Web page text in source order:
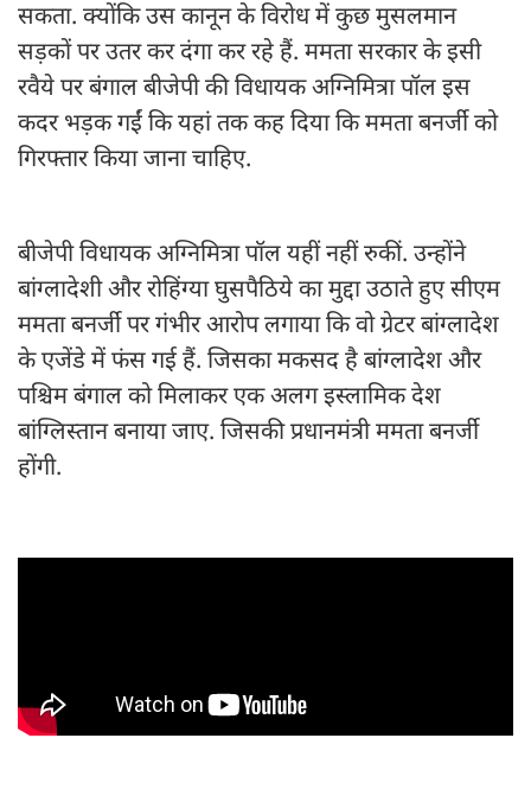
सकता. क्योंकि उस कानून के विरोध में कुछ मुसलमान
सड़कों पर उतर कर दंगा कर रहे हैं. ममता सरकार के इसी
रवैये पर बंगाल बीजेपी की विधायक अग्निमित्रा पॉल इस
कदर भड़क गईं कि यहां तक कह दिया कि ममता बनर्जी को
गिरफ्तार किया जाना चाहिए.
बीजेपी विधायक अग्निमित्रा पॉल यहीं नहीं रुकीं. उन्होंने
बांग्लादेशी और रोहिंग्या घुसपैठिये का मुद्दा उठाते हुए सीएम
ममता बनर्जी पर गंभीर आरोप लगाया कि वो ग्रेटर बांग्लादेश
के एजेंडे में फंस गई हैं. जिसका मकसद है बांग्लादेश और
पश्चिम बंगाल को मिलाकर एक अलग इस्लामिक देश
बांग्लिस्तान बनाया जाए. जिसकी प्रधानमंत्री ममता बनर्जी
होंगी.